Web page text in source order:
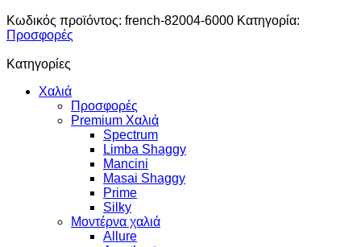
Κωδικός προϊόντος: french-82004-6000 Κατηγορία:
Προσφορές
Κατηγορίες
Χαλιά
Προσφορές
Premium Χαλιά
Spectrum
Limba Shaggy
Mancini
Masai Shaggy
Prime
Silky
Μοντέρνα χαλιά
Allure